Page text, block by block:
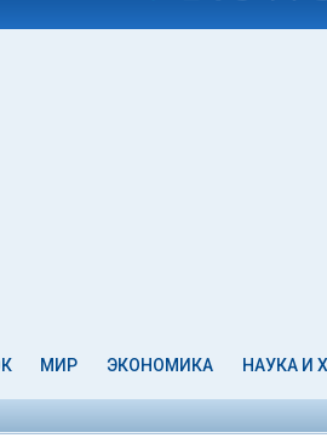
МИР ЭКОНОМИКА НАУКА И